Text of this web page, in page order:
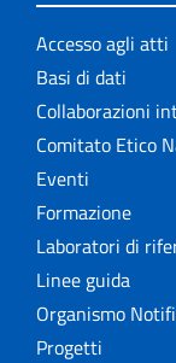
Accesso agli atti
Basi di dati
Collaborazioni
Comitato Etico
Eventi
Formazione
Laboratori di
Linee guida
Organismo
Progetti